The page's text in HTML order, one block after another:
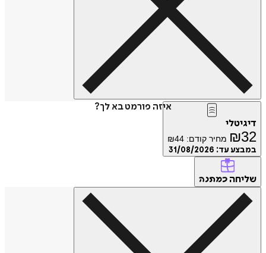
איזה פורמט בא לך?
דיגיטלי
₪32 מחיר קודם: ₪44
במבצע עד: 31/08/2026
שליחה כמתנה